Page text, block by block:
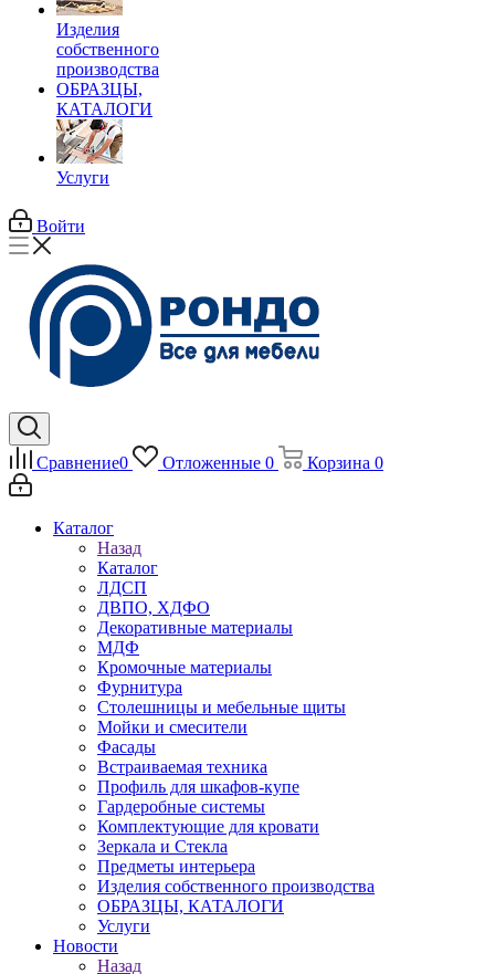
Изделия
собственного
производства
ОБРАЗЦЫ,
КАТАЛОГИ
Услуги
Войти
Сравнение0 Отложенные 0 Корзина 0
Каталог
Назад
Каталог
ЛДСП
ДВПО, ХДФО
Декоративные материалы
МДФ
Кромочные материалы
Фурнитура
Столешницы и мебельные щиты
Мойки и смесители
Фасады
Встраиваемая техника
Профиль для шкафов-купе
Гардеробные системы
Комплектующие для кровати
Зеркала и Стекла
Предметы интерьера
Изделия собственного производства
ОБРАЗЦЫ, КАТАЛОГИ
Услуги
Новости
Назад